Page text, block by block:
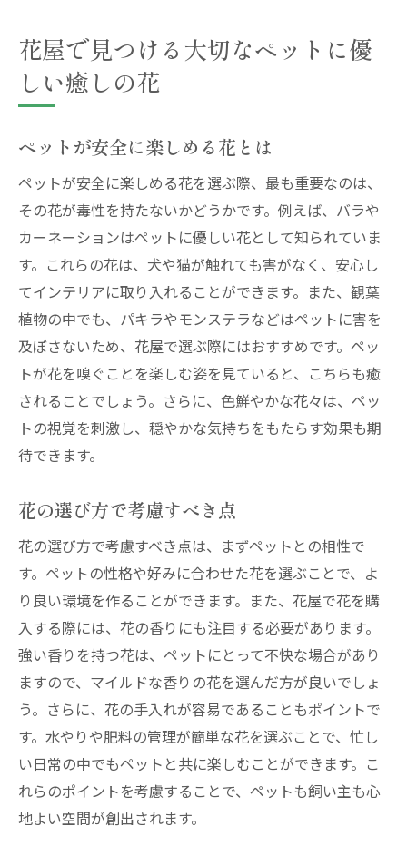
花屋で見つける大切なペットに優
しい癒しの花
ペットが安全に楽しめる花とは
ペットが安全に楽しめる花を選ぶ際、最も重要なのは、
その花が毒性を持たないかどうかです。例えば、バラや
カーネーションはペットに優しい花として知られていま
す。これらの花は、犬や猫が触れても害がなく、安心し
てインテリアに取り入れることができます。また、観葉
植物の中でも、パキラやモンステラなどはペットに害を
及ぼさないため、花屋で選ぶ際にはおすすめです。ペッ
トが花を嗅ぐことを楽しむ姿を見ていると、こちらも癒
されることでしょう。さらに、色鮮やかな花々は、ペッ
トの視覚を刺激し、穏やかな気持ちをもたらす効果も期
待できます。
花の選び方で考慮すべき点
花の選び方で考慮すべき点は、まずペットとの相性で
す。ペットの性格や好みに合わせた花を選ぶことで、よ
り良い環境を作ることができます。また、花屋で花を購
入する際には、花の香りにも注目する必要があります。
強い香りを持つ花は、ペットにとって不快な場合があり
ますので、マイルドな香りの花を選んだ方が良いでしょ
う。さらに、花の手入れが容易であることもポイントで
す。水やりや肥料の管理が簡単な花を選ぶことで、忙し
い日常の中でもペットと共に楽しむことができます。こ
れらのポイントを考慮することで、ペットも飼い主も心
地よい空間が創出されます。